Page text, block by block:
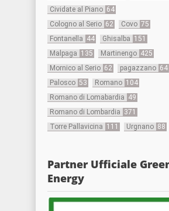
Cividate al Piano 64
Cologno al Serio 62 Covo 75
Fontanella 44 Ghisalba 151
Malpaga 135 Martinengo 425
Mornico al Serio 62 pagazzano 64
Palosco 53 Romano 104
Romano di Lomabardia 49
Romano di Lombardia 371
Torre Pallavicina 111 Urgnano 88
Partner Ufficiale
Energy